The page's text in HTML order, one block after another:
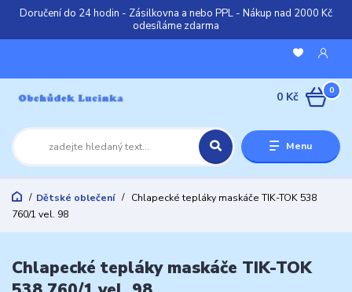
Doručení do 24 hodin - Zásilkovna a nebo PPL - Nákup nad 2000 Kč
odesíláme zdarma
Menu
0
0 Kč
Dětské oblečení
Chlapecké tepláky maskáče TIK-TOK 538
760/1 vel. 98
Chlapecké tepláky maskáče TIK-TOK